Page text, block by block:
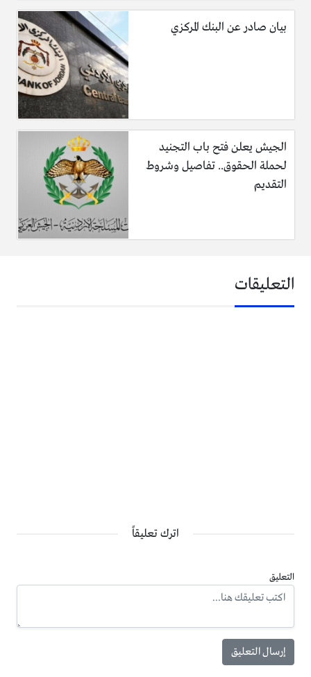
بيان صادر عن البنك المركزي
الجيش يعلن فتح باب التجنيد
لحملة الحقوق.. تفاصيل وشروط
التقديم
التعليقات
اترك تعليقاً
التعليق